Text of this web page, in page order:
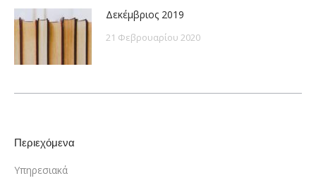
Δεκέμβριος 2019
21 Φεβρουαρίου 2020
Περιεχόμενα
Υπηρεσιακά